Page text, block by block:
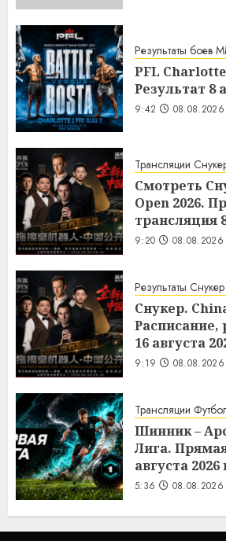
Результаты боев
PFL
Результат 8
9:42 08.08.2026
Трансляции
Смотреть
Open 2026.
трансляция
9:20 08.08.2026
Результаты
Снукер.
Расписание,
16 августа
9:19 08.08.2026
Трансляции
Шинник –
Лига.
августа 2026
5:36 08.08.2026